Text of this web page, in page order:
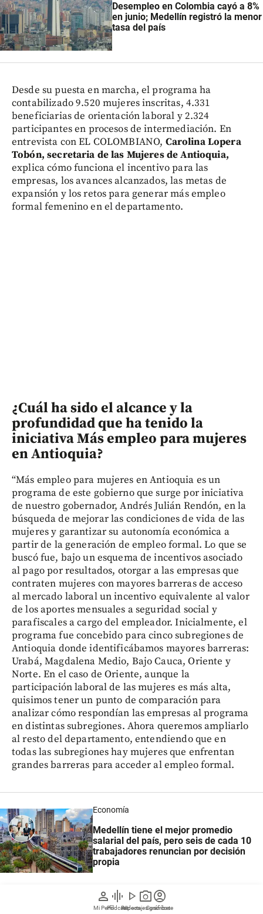
person
Mi Perfil
graphic_eq
Pódcast
play_arrow
Videos
photo_camera
Reportajes gráficos
account_circle
Suscríbete
Desempleo en Colombia cayó a 8%
en junio; Medellín registró la menor
tasa del país
Desde su puesta en marcha, el programa ha
contabilizado 9.520 mujeres inscritas, 4.331
beneficiarias de orientación laboral y 2.324
participantes en procesos de intermediación. En
entrevista con EL COLOMBIANO, Carolina Lopera
Tobón, secretaria de las Mujeres de Antioquia,
explica cómo funciona el incentivo para las
empresas, los avances alcanzados, las metas de
expansión y los retos para generar más empleo
formal femenino en el departamento.
¿Cuál ha sido el alcance y la
profundidad que ha tenido la
iniciativa Más empleo para mujeres
en Antioquia?
“Más empleo para mujeres en Antioquia es un
programa de este gobierno que surge por iniciativa
de nuestro gobernador, Andrés Julián Rendón, en la
búsqueda de mejorar las condiciones de vida de las
mujeres y garantizar su autonomía económica a
partir de la generación de empleo formal. Lo que se
buscó fue, bajo un esquema de incentivos asociado
al pago por resultados, otorgar a las empresas que
contraten mujeres con mayores barreras de acceso
al mercado laboral un incentivo equivalente al valor
de los aportes mensuales a seguridad social y
parafiscales a cargo del empleador. Inicialmente, el
programa fue concebido para cinco subregiones de
Antioquia donde identificábamos mayores barreras:
Urabá, Magdalena Medio, Bajo Cauca, Oriente y
Norte. En el caso de Oriente, aunque la
participación laboral de las mujeres es más alta,
quisimos tener un punto de comparación para
analizar cómo respondían las empresas al programa
en distintas subregiones. Ahora queremos ampliarlo
al resto del departamento, entendiendo que en
todas las subregiones hay mujeres que enfrentan
grandes barreras para acceder al empleo formal.
Economía
Medellín tiene el mejor promedio
salarial del país, pero seis de cada 10
trabajadores renuncian por decisión
propia